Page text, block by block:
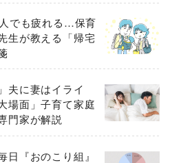
でも疲れる…保育
生が教える「帰宅
夫に妻はイライ
場面」子育て家庭
門家が解説
日『おのこり組』